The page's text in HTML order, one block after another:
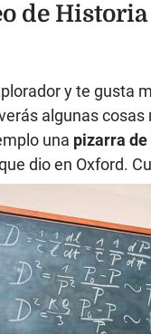
de
y te gusta
algunas cosas
una pizarra
dio en Oxford.